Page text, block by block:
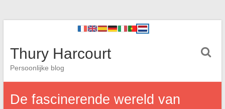
Thury Harcourt
Persoonlijke blog
De fascinerende wereld van